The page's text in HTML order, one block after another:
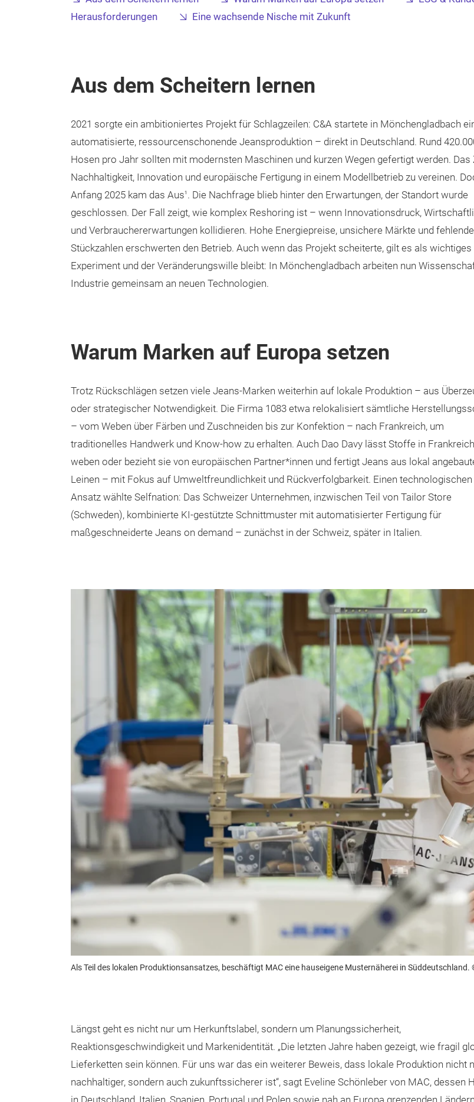
Herausforderungen
Eine wachsende Nische mit Zukunft
Aus dem Scheitern lernen
2021 sorgte ein ambitioniertes Projekt für Schlagzeilen: C&A startete in Mönchengladbach
automatisierte, ressourcenschonende Jeansproduktion – direkt in Deutschland. Rund
Hosen pro Jahr sollten mit modernsten Maschinen und kurzen Wegen gefertigt werden. Das
Nachhaltigkeit, Innovation und europäische Fertigung in einem Modellbetrieb zu vereinen.
Anfang 2025 kam das Aus1 . Die Nachfrage blieb hinter den Erwartungen, der Standort wurde
geschlossen. Der Fall zeigt, wie komplex Reshoring ist – wenn Innovationsdruck,
und Verbrauchererwartungen kollidieren. Hohe Energiepreise, unsichere Märkte und fehlende
Stückzahlen erschwerten den Betrieb. Auch wenn das Projekt scheiterte, gilt es als wichtiges
Experiment und der Veränderungswille bleibt: In Mönchengladbach arbeiten nun
Industrie gemeinsam an neuen Technologien.
Warum Marken auf Europa setzen
Trotz Rückschlägen setzen viele Jeans-Marken weiterhin auf lokale Produktion – aus
oder strategischer Notwendigkeit. Die Firma 1083 etwa relokalisiert sämtliche
– vom Weben über Färben und Zuschneiden bis zur Konfektion – nach Frankreich, um
traditionelles Handwerk und Know-how zu erhalten. Auch Dao Davy lässt Stoffe in Frankreich
weben oder bezieht sie von europäischen Partner*innen und fertigt Jeans aus lokal
Leinen – mit Fokus auf Umweltfreundlichkeit und Rückverfolgbarkeit. Einen technologischen
Ansatz wählte Selfnation: Das Schweizer Unternehmen, inzwischen Teil von Tailor Store
(Schweden), kombinierte KI-gestützte Schnittmuster mit automatisierter Fertigung für
maßgeschneiderte Jeans on demand – zunächst in der Schweiz, später in Italien.
Als Teil des lokalen Produktionsansatzes, beschäftigt MAC eine hauseigene Musternäherei in Süddeutschland.
Längst geht es nicht nur um Herkunftslabel, sondern um Planungssicherheit,
Reaktionsgeschwindigkeit und Markenidentität. „Die letzten Jahre haben gezeigt, wie fragil
Lieferketten sein können. Für uns war das ein weiterer Beweis, dass lokale Produktion nicht
nachhaltiger, sondern auch zukunftssicherer ist“, sagt Eveline Schönleber von MAC, dessen